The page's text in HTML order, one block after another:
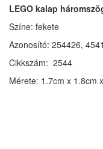
LEGO kalap
Színe: fekete
Azonosító: 254426,
Cikkszám: 2544
Mérete: 1.7cm x 1.8cm